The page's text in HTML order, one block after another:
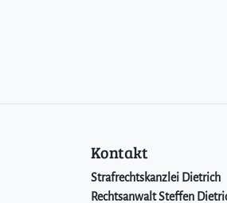
Kontakt
Strafrechtskanzlei Dietrich
Rechtsanwalt Steffen